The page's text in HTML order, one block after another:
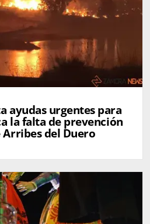
ayudas urgentes para
la falta de prevención
del Duero